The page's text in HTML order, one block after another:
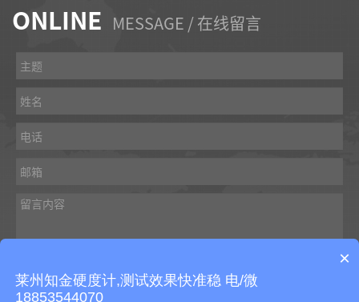
ONLINE MESSAGE / 在线留言
×
莱州知金硬度计,测试效果快准稳 电/微
18853544070